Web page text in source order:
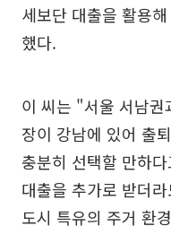
세보단 대출을 활용
했다.
이 씨는 "서울 서남권
장이 강남에 있어 출
충분히 선택할 만하
대출을 추가로 받더
도시 특유의 주거 환